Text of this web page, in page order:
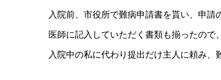
入院前、市役所で難病申請書を貰い、申請
医師に記入していただく書類も揃ったので
入院中の私に代わり提出だけ主人に頼み、